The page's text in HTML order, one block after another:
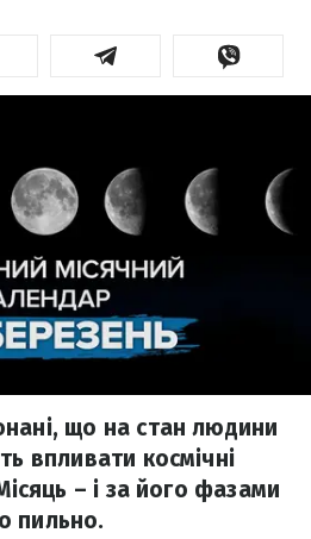
що на стан людини
впливати космічні
– і за його фазами
пильно.